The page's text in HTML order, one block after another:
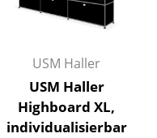
USM Haller
USM Haller
Highboard XL,
individualisierbar